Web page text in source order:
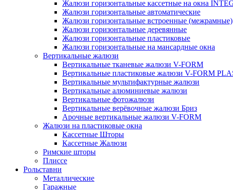
Жалюзи горизонтальные кассетные на окна
Жалюзи горизонтальные автоматические
Жалюзи горизонтальные встроенные (межрамные)
Жалюзи горизонтальные деревянные
Жалюзи горизонтальные пластиковые
Жалюзи горизонтальные на мансардные окна
Вертикальные жалюзи
Вертикальные тканевые жалюзи V-FORM
Вертикальные пластиковые жалюзи V-FORM
Вертикальные мультифактурные жалюзи
Вертикальные алюминиевые жалюзи
Вертикальные фотожалюзи
Вертикальные верёвочные жалюзи Бриз
Арочные вертикальные жалюзи V-FORM
Жалюзи на пластиковые окна
Кассетные Шторы
Кассетные Жалюзи
Римские шторы
Плиссе
Рольставни
Металлические
Гаражные